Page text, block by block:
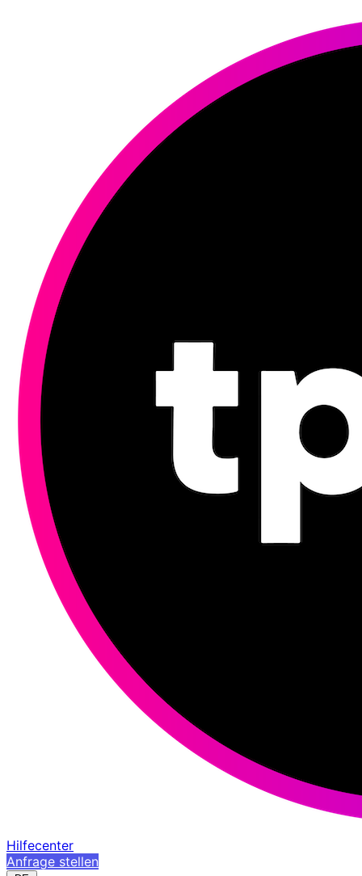
Hilfecenter
Anfrage stellen